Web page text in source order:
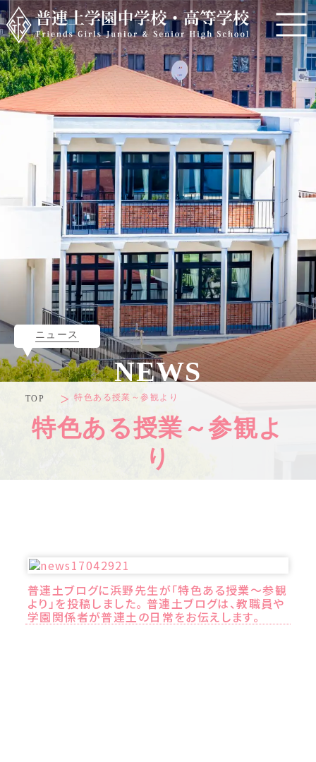
TOP 特色ある授業～参観より
特色ある授業～参観よ
り
NEWS
ニュース
普連土ブログに浜野先生が「特色ある授業～参観
より」を投稿しました。 普連土ブログは、教職員や
学園関係者が普連土の日常をお伝えします。